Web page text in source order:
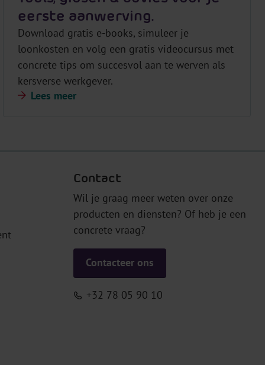
eerste aanwerving.
Download gratis e-books, simuleer je
loonkosten en volg een gratis videocursus met
concrete tips om succesvol aan te werven als
kersverse werkgever.
Lees meer
Contact
Wil je graag meer weten over onze
producten en diensten? Of heb je een
concrete vraag?
Contacteer ons
+32 78 05 90 10